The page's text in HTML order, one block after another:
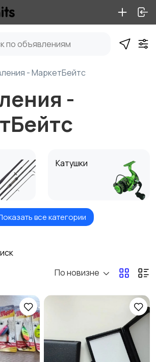
- МаркетБейтс
-
Катушки
Шнуры и лески
Насадки и прикормки
все категории
По новизне